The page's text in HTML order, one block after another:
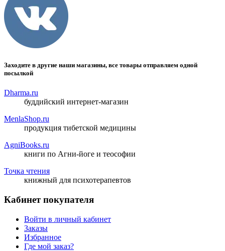
Заходите в другие наши магазины, все товары отправляем одной
посылкой
Dharma.ru
буддийский интернет-магазин
MenlaShop.ru
продукция тибетской медицины
AgniBooks.ru
книги по Агни-йоге и теософии
Точка чтения
книжный для психотерапевтов
Кабинет покупателя
Войти в личный кабинет
Заказы
Избранное
Где мой заказ?